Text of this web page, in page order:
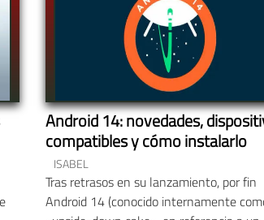
Android 14: novedades,
compatibles y cómo instalarlo
ISABEL
Tras retrasos en su lanzamiento, por fin
Android 14 (conocido internamente